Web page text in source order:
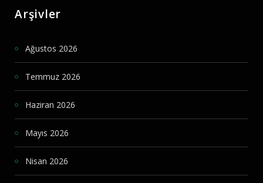
Arşivler
Ağustos 2026
Temmuz 2026
Haziran 2026
Mayıs 2026
Nisan 2026